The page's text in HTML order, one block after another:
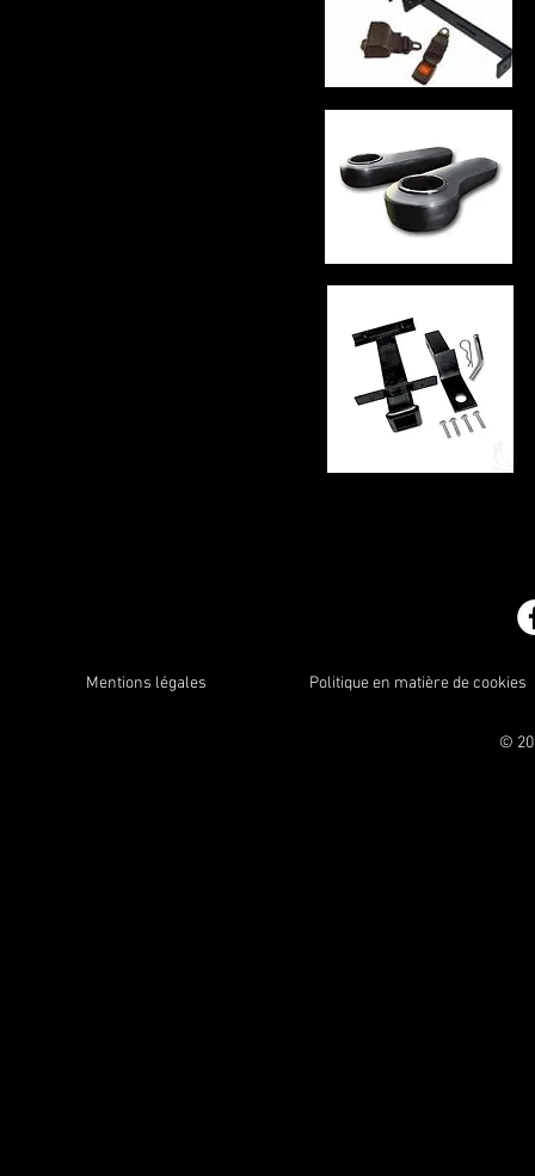
Mentions légales Politique en matière de cookies
©